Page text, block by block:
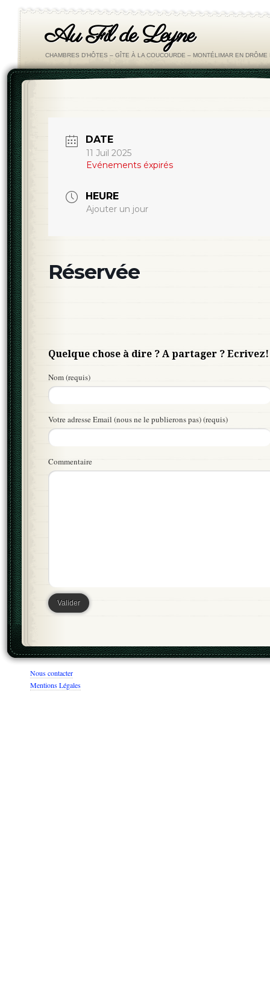
Au Fil de Leyne
CHAMBRES D'HÔTES – GÎTE À LA COUCOURDE – MONTÉLIMAR EN DRÔME
DATE
11 Juil 2025
Evénements éxpirés
HEURE
Ajouter un jour
Réservée
Quelque chose à dire ? A partager ? Ecrivez!
Nom (requis)
Votre adresse Email (nous ne le publierons pas) (requis)
Commentaire
Nous contacter
Mentions Légales